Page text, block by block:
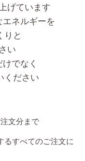
げています
ネルギーを
りと
い
でなく
ください
文分まで
るすべてのご注文に